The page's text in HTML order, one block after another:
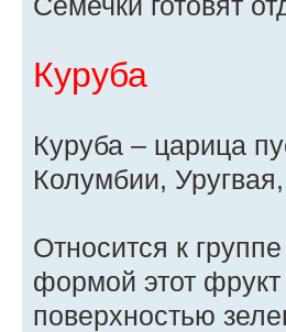
Куруба
Куруба – царица
Колумбии,
Относится к
формой этот фрукт
поверхностью